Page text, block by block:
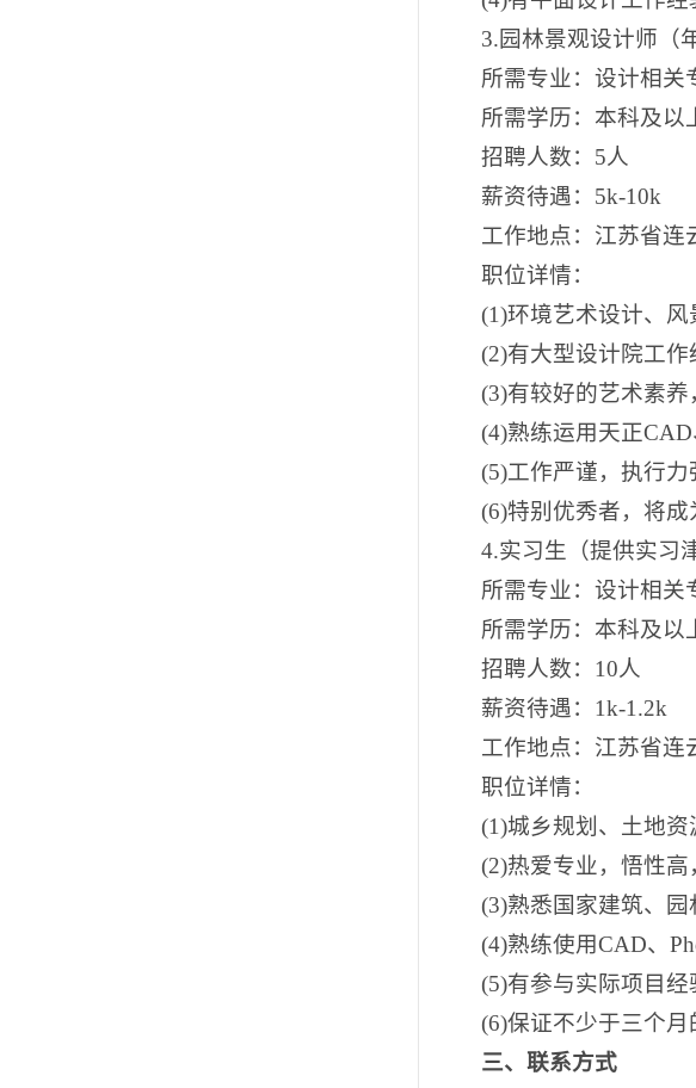
3.园林景观设计师（
所需专业：设计相关
所需学历：本科及以
招聘人数：5人
薪资待遇：5k-10k
工作地点：江苏省连
职位详情：
(1)环境艺术设计、风
(2)有大型设计院工作
(3)有较好的艺术素养
(4)熟练运用天正
(5)工作严谨，执行力
(6)特别优秀者，将成
4.实习生（提供实习
所需专业：设计相关
所需学历：本科及以
招聘人数：10人
薪资待遇：1k-1.2k
工作地点：江苏省连
职位详情：
(1)城乡规划、土地
(2)热爱专业，悟性高
(3)熟悉国家建筑、
(4)熟练使用CAD、
(5)有参与实际项目经
(6)保证不少于三个月
三、联系方式